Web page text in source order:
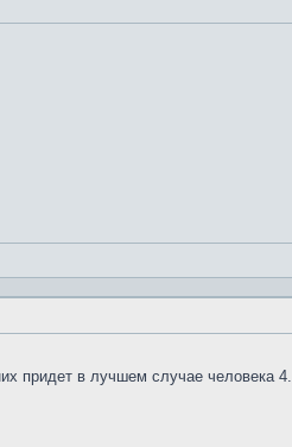
придет в лучшем случае человека 4.